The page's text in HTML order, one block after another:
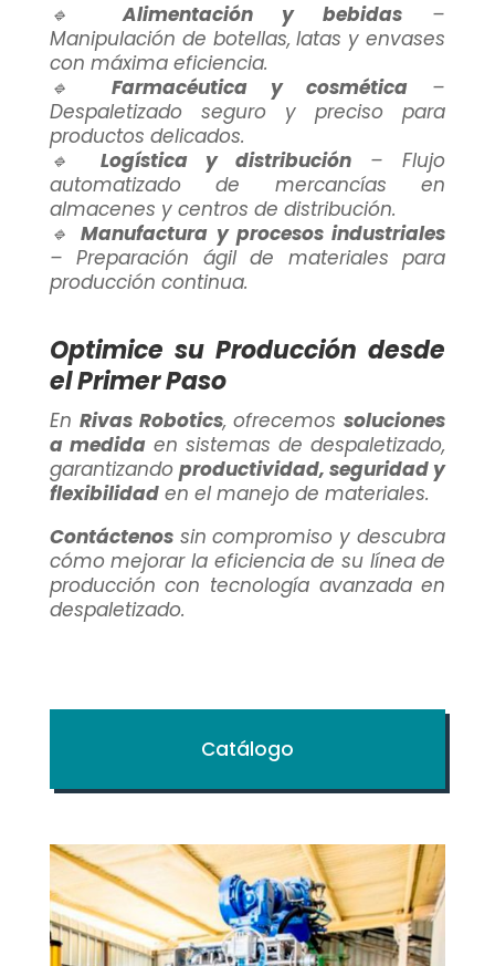
🔹Alimentación y bebidas –
Manipulación de botellas, latas y envases
con máxima eficiencia.
🔹 Farmacéutica y cosmética –
Despaletizado seguro y preciso para
productos delicados.
🔹 Logística y distribución – Flujo
automatizado de mercancías en
almacenes y centros de distribución.
🔹Manufactura y procesos industriales
– Preparación ágil de materiales para
producción continua.
Optimice su Producción desde
el Primer Paso
En Rivas Robotics, ofrecemossoluciones
a medidaen sistemas de despaletizado,
garantizando productividad, seguridad y
flexibilidaden el manejo de materiales.
Contáctenossin compromiso y descubra
cómo mejorar la eficiencia de su línea de
producción con tecnología avanzada en
despaletizado.
Catálogo